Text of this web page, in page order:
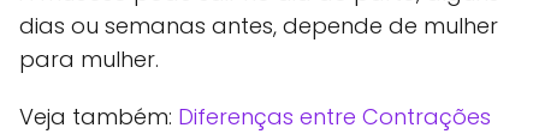
dias ou semanas antes, depende de mulher
para mulher.
Veja também: Diferenças entre Contrações